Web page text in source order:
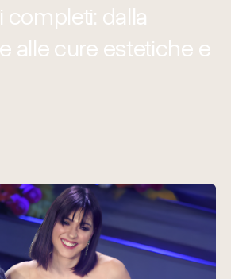
dalla
alle cure estetiche e